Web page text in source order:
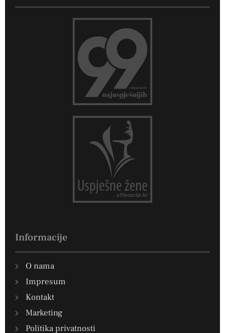
Informacije
O nama
Impresum
Kontakt
Marketing
Politika privatnosti